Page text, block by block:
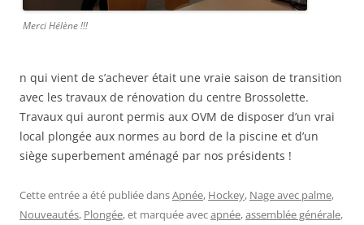
Merci Hélène !!!
n qui vient de s’achever était une vraie saison de transition
avec les travaux de rénovation du centre Brossolette.
Travaux qui auront permis aux OVM de disposer d’un vrai
local plongée aux normes au bord de la piscine et d’un
siège superbement aménagé par nos présidents !
Cette entrée a été publiée dansApnée, Hockey, Nage avec palme,
Nouveautés, Plongée, et marquée avecapnée,assemblée générale,